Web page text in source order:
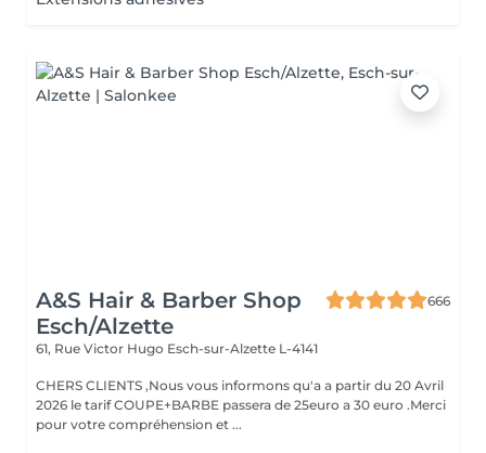
A&S Hair & Barber Shop
Esch/Alzette
666
61, Rue Victor Hugo Esch-sur-Alzette L-4141
CHERS CLIENTS ,Nous vous informons qu'a a partir du 20 Avril
2026 le tarif COUPE+BARBE passera de 25euro a 30 euro .Merci
pour votre compréhension et ...